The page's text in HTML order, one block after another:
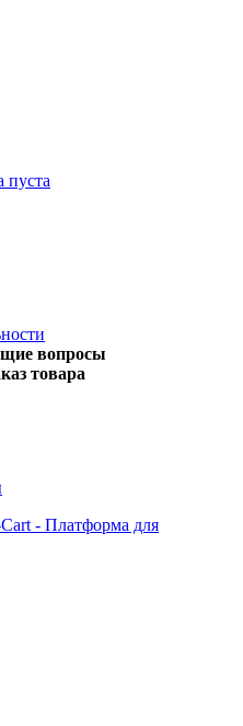
пуста
вопросы
товара
- Платформа для